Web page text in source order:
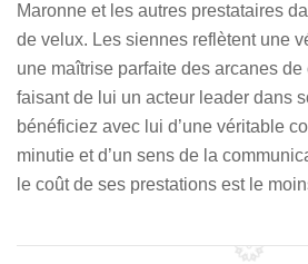
Maronne et les autres prestataires
de velux. Les siennes reflètent une
une maîtrise parfaite des arcanes de
faisant de lui un acteur leader dans
bénéficiez avec lui d’une véritable
minutie et d’un sens de la
le coût de ses prestations est le